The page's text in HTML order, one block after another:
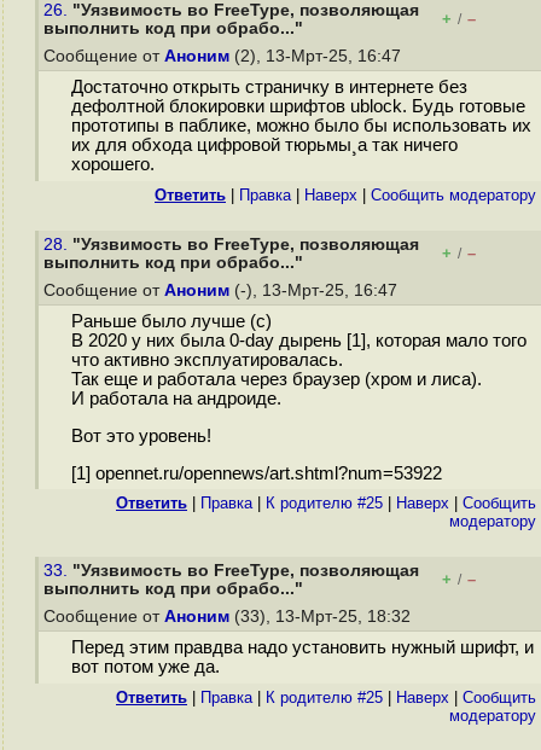
26. "Уязвимость во FreeType, позволяющая
выполнить код при обрабо..."
+ / –
Сообщение от Аноним (2), 13-Мрт-25, 16:47
Достаточно открыть страничку в интернете без
дефолтной блокировки шрифтов ublock. Будь готовые
прототипы в паблике, можно было бы использовать их
их для обхода цифровой тюрьмы¸а так ничего
хорошего.
Ответить Правка| Наверх Cообщить модератору
28. "Уязвимость во FreeType, позволяющая
выполнить код при обрабо..."
+ / –
Сообщение от Аноним (-), 13-Мрт-25, 16:47
Раньше было лучше (с)
В 2020 у них была 0-day дырень [1], которая мало того
что активно эксплуатировалась.
Так еще и работала через браузер (хром и лиса).
И работала на андроиде.
Вот это уровень!
[1] opennet.ru/opennews/art.shtml?num=53922
Ответить Правка| К родителю #25 Наверх
Cообщить
модератору
33. "Уязвимость во FreeType, позволяющая
выполнить код при обрабо..."
+ / –
Сообщение от Аноним (33), 13-Мрт-25, 18:32
Перед этим правдва надо установить нужный шрифт, и
вот потом уже да.
Ответить Правка| К родителю #25 Наверх
Cообщить
модератору